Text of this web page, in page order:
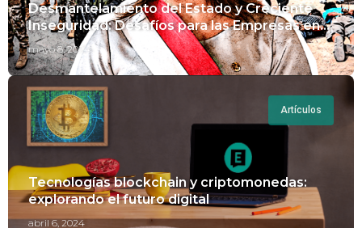
Desmantelamiento del Estado y Creciente
Inseguridad: Desafíos para las Empresas en
Perú.
mayo 8, 2024
Artículos
Tecnologías blockchain y criptomonedas:
explorando el futuro digital
abril 6, 2024